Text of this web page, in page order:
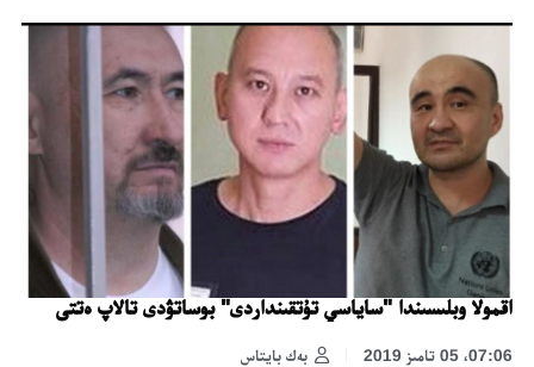
اقمولا وبلىسىندا "ساياسي تۇتقىنداردى" بوساتۋدى تالاپ ەتتى
بەك بايتاس 07:06، 05 تامىز 2019